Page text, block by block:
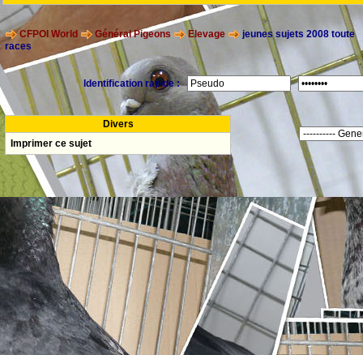
CFPOI World Général Pigeons Elevage
jeunes sujets 2008 toute
races
Identification rapide :
Divers
Imprimer ce sujet